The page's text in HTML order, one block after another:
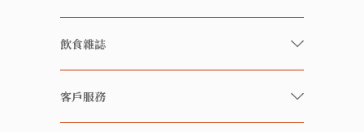
有機/無農藥新鮮蔬果
有機 / 無添加飲品
養生保健好東西
飲食雜誌
快樂家庭 飲食雜誌
客戶服務